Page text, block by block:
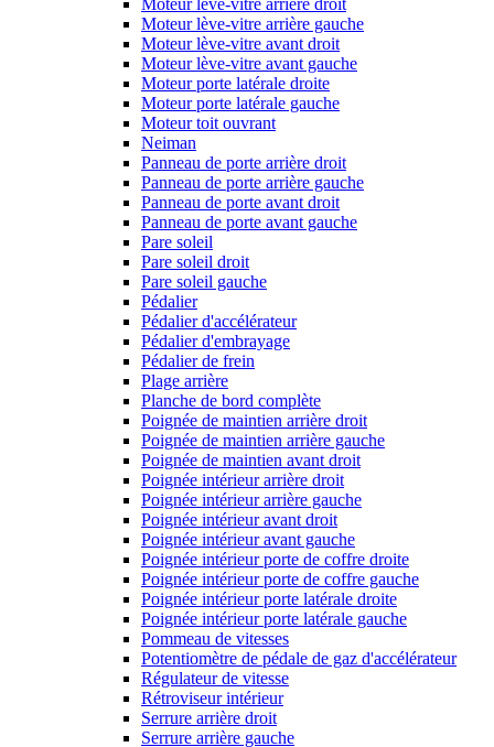
Moteur lève-vitre arrière droit
Moteur lève-vitre arrière gauche
Moteur lève-vitre avant droit
Moteur lève-vitre avant gauche
Moteur porte latérale droite
Moteur porte latérale gauche
Moteur toit ouvrant
Neiman
Panneau de porte arrière droit
Panneau de porte arrière gauche
Panneau de porte avant droit
Panneau de porte avant gauche
Pare soleil
Pare soleil droit
Pare soleil gauche
Pédalier
Pédalier d'accélérateur
Pédalier d'embrayage
Pédalier de frein
Plage arrière
Planche de bord complète
Poignée de maintien arrière droit
Poignée de maintien arrière gauche
Poignée de maintien avant droit
Poignée intérieur arrière droit
Poignée intérieur arrière gauche
Poignée intérieur avant droit
Poignée intérieur avant gauche
Poignée intérieur porte de coffre droite
Poignée intérieur porte de coffre gauche
Poignée intérieur porte latérale droite
Poignée intérieur porte latérale gauche
Pommeau de vitesses
Potentiomètre de pédale de gaz d'accélérateur
Régulateur de vitesse
Rétroviseur intérieur
Serrure arrière droit
Serrure arrière gauche